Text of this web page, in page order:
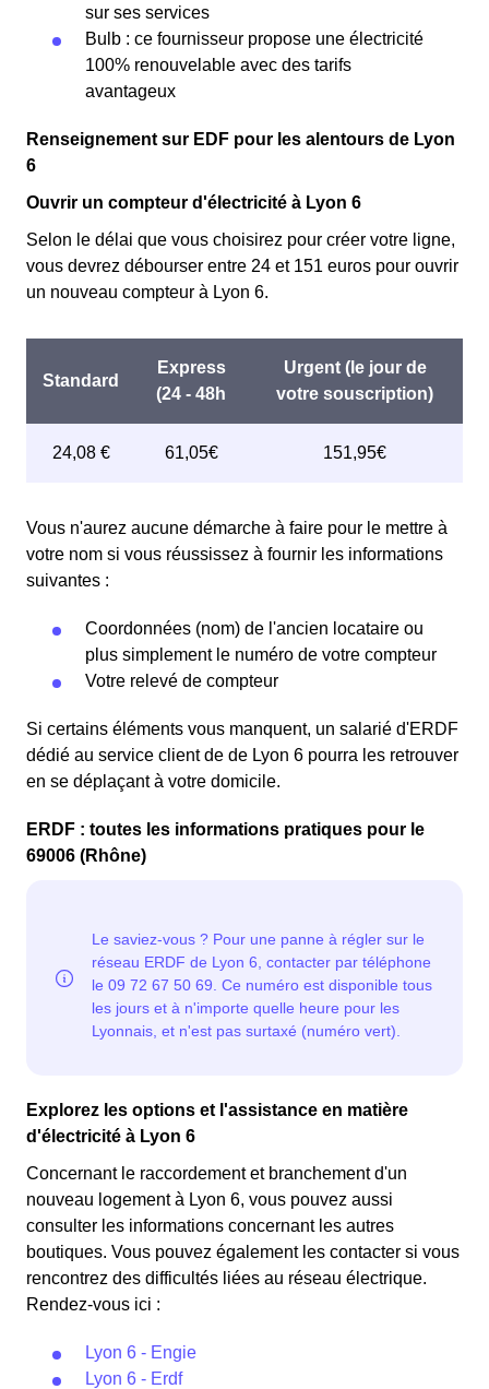
sur ses services
Bulb : ce fournisseur propose une électricité
100% renouvelable avec des tarifs
avantageux
Renseignement sur EDF pour les alentours de Lyon
6
Ouvrir un compteur d'électricité à Lyon 6
Selon le délai que vous choisirez pour créer votre ligne,
vous devrez débourser entre 24 et 151 euros pour ouvrir
un nouveau compteur à Lyon 6.
Vous n'aurez aucune démarche à faire pour le mettre à
votre nom si vous réussissez à fournir les informations
suivantes :
Coordonnées (nom) de l'ancien locataire ou
plus simplement le numéro de votre compteur
Votre relevé de compteur
Si certains éléments vous manquent, un salarié d'ERDF
dédié au service client de de Lyon 6 pourra les retrouver
en se déplaçant à votre domicile.
ERDF : toutes les informations pratiques pour le
69006 (Rhône)
Explorez les options et l'assistance en matière
d'électricité à Lyon 6
Concernant le raccordement et branchement d'un
nouveau logement à Lyon 6, vous pouvez aussi
consulter les informations concernant les autres
boutiques. Vous pouvez également les contacter si vous
rencontrez des difficultés liées au réseau électrique.
Rendez-vous ici :
Lyon 6 - Engie
Lyon 6 - Erdf